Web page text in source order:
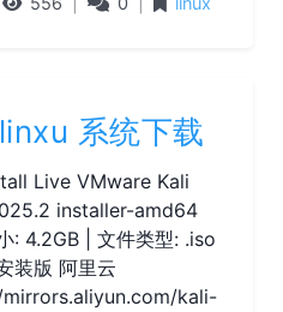
系统下载
Live VMware Kali
installer-amd64
: 4.2GB | 文件类型: .iso
装版 阿里云
kali-